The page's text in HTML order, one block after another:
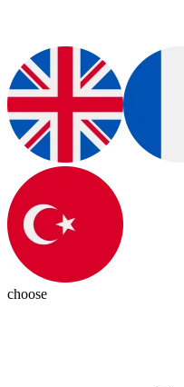
choose